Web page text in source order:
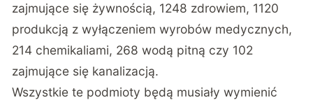
zajmujące się żywnością, 1248 zdrowiem, 1120
produkcją z wyłączeniem wyrobów medycznych,
214 chemikaliami, 268 wodą pitną czy 102
zajmujące się kanalizacją.
Wszystkie te podmioty będą musiały wymienić